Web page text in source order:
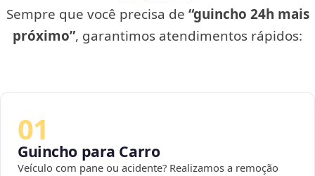
Sempre que você precisa de “guincho 24h mais
próximo”, garantimos atendimentos rápidos:
01
Guincho para Carro
Veículo com pane ou acidente? Realizamos a remoção